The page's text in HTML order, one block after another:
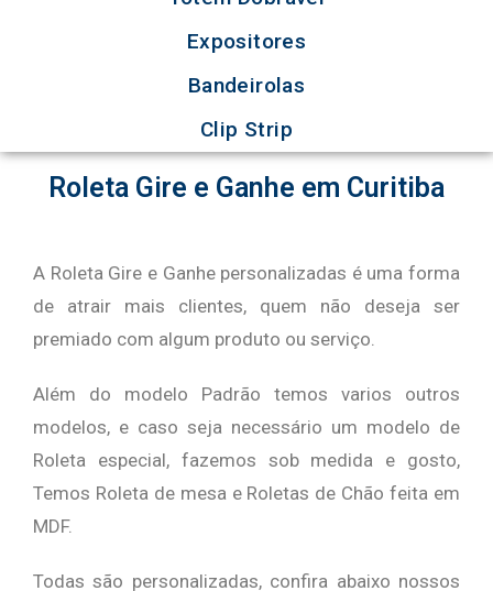
Expositores
Bandeirolas
Clip Strip
Roleta Gire e Ganhe em Curitiba
A Roleta Gire e Ganhe personalizadas é uma forma
de atrair mais clientes, quem não deseja ser
premiado com algum produto ou serviço.
Além do modelo Padrão temos varios outros
modelos, e caso seja necessário um modelo de
Roleta especial, fazemos sob medida e gosto,
Temos Roleta de mesa e Roletas de Chão feita em
MDF.
Todas são personalizadas, confira abaixo nossos